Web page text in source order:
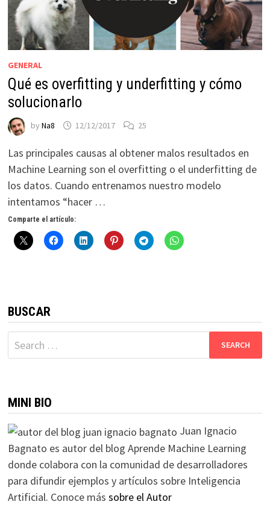
GENERAL
Qué es overfitting y underfitting y cómo
solucionarlo
by Na8 12/12/2017 25
Las principales causas al obtener malos resultados en
Machine Learning son el overfitting o el underfitting de
los datos. Cuando entrenamos nuestro modelo
intentamos “hacer …
Comparte el artículo:
BUSCAR
Search
for:
MINI BIO
Juan Ignacio
Bagnato es autor del blog Aprende Machine Learning
donde colabora con la comunidad de desarrolladores
para difundir ejemplos y artículos sobre Inteligencia
Artificial. Conoce más sobre el Autor